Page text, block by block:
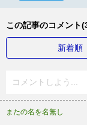
この記事のコメント
新着順
コメントしよう...
またの名を名無し